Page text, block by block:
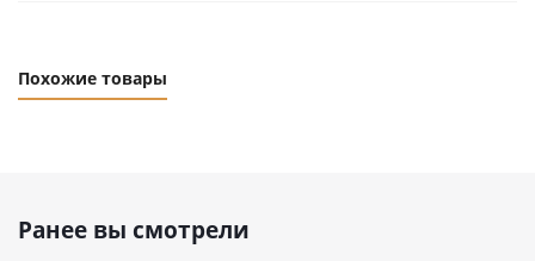
Похожие товары
Ранее вы смотрели